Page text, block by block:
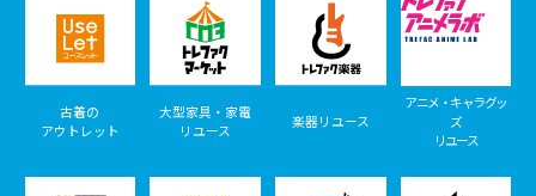
古着の
アウトレット
大型家具・家電
リユース
楽器リユース
アニメ・キャラグッ
ズ
リユース